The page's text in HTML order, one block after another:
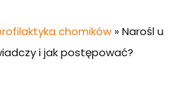
chomików » Narośl u
i jak postępować?